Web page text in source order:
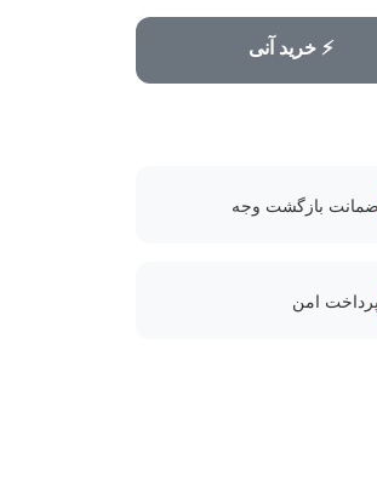
⚡ خرید آنی
ضمانت بازگشت وجه
پرداخت امن